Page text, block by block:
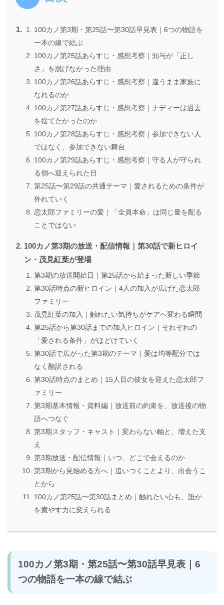
100カノ第3期・第25話〜第30話早見表｜6つの物語を
一本の線で結ぶ
100カノ第25話あらすじ・感想考察｜知与が「正し
さ」を脱げなかった理由
100カノ第26話あらすじ・感想考察｜違うまま家族に
なれるのか
100カノ第27話あらすじ・感想考察｜ナディーは過去
を捨てたかったのか
100カノ第28話あらすじ・感想考察｜参加できない人
ではなく、参加できない舞台
100カノ第29話あらすじ・感想考察｜守る人が守られ
る側へ迎えられた日
第25話〜第29話の共通テーマ｜愛されるための条件が
外れていく
恋太郎ファミリーの愛｜「全員本命」は同じ量を配る
ことではない
100カノ第3期の放送・配信情報｜第30話で新ヒロイ
ン・茂見紅葉が登場
第3期の放送開始日｜第25話から始まった新しい季節
第30話時点の新ヒロイン｜4人の加入が広げた恋太郎
ファミリー
茂見紅葉の加入｜触れたい気持ちがケアへ変わる瞬間
第25話から第30話までの加入ヒロイン｜それぞれの
「愛される条件」がほどけていく
第30話で広がった第3期のテーマ｜愛は均等配分では
なく翻訳される
第30話時点のまとめ｜15人目の彼女を迎えた恋太郎フ
ァミリー
第3期基本情報・資料編｜放送前の約束を、放送後の物
語へつなぐ
第3期スタッフ・キャスト｜変わらない軸と、増えた支
え
第3期放送・配信情報｜いつ、どこで会えるのか
第3期から見始める方へ｜追いつくことより、出会うこ
とから
100カノ第25話〜第30話まとめ｜触れたい心も、誰か
を癒やす力に変えられる
100カノ第3期・第25話〜第30話早見表｜6
つの物語を一本の線で結ぶ